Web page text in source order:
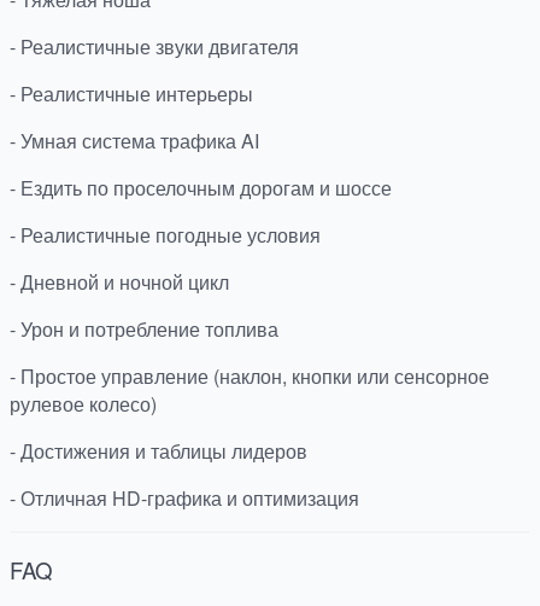
- Реалистичные звуки двигателя
- Реалистичные интерьеры
- Умная система трафика AI
- Ездить по проселочным дорогам и шоссе
- Реалистичные погодные условия
- Дневной и ночной цикл
- Урон и потребление топлива
- Простое управление (наклон, кнопки или сенсорное
рулевое колесо)
- Достижения и таблицы лидеров
- Отличная HD-графика и оптимизация
FAQ